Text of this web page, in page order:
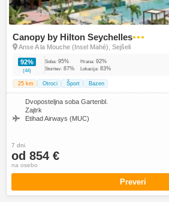
Canopy by Hilton Seychelles●●●
Anse A la Mouche (Insel Mahé), Sejšeli
92%
(44)
Soba: 95% Hrana: 92%
Storitev: 87% Lokacija: 83%
25 km Otroci Šport Bazen
Dvoposteljna soba Gartenbl.
Zajtrk
Etihad Airways (MUC)
7 dni
od 854 €
na osebo
Preveri